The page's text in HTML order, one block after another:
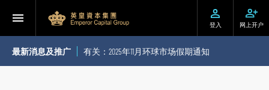
登入 网上开户
最新消息及推广 有关：2025年11月环球市场假期通知